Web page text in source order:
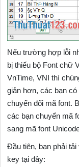
Nếu trường hợp lỗi
bị thiếu bộ Font chữ
VnTime, VNI thì
giản hơn, các bạn
chuyển đổi mã font.
các bạn chuyển mã
sang mã font
Đầu tiên, bạn phải
key tại đây: